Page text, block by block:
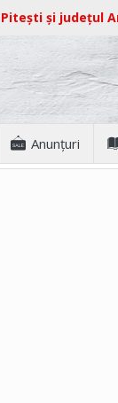
și județul
Anunţuri